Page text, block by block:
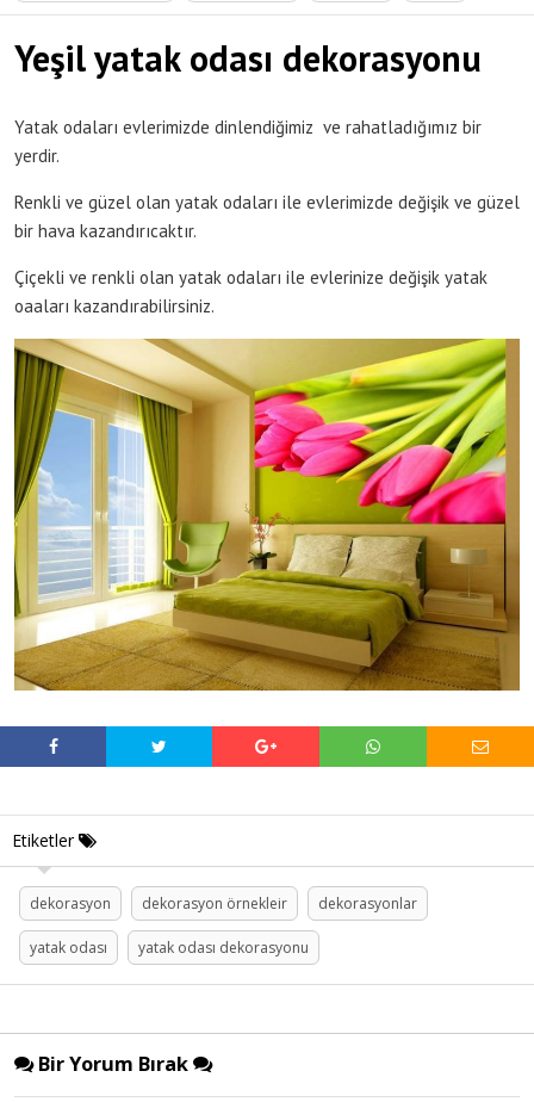
Yeşil yatak odası dekorasyonu
Yatak odaları evlerimizde dinlendiğimiz ve rahatladığımız bir
yerdir.
Renkli ve güzel olan yatak odaları ile evlerimizde değişik ve güzel
bir hava kazandırıcaktır.
Çiçekli ve renkli olan yatak odaları ile evlerinize değişik yatak
oaaları kazandırabilirsiniz.
Etiketler
dekorasyon dekorasyon örnekleir dekorasyonlar
yatak odası yatak odası dekorasyonu
Bir Yorum Bırak